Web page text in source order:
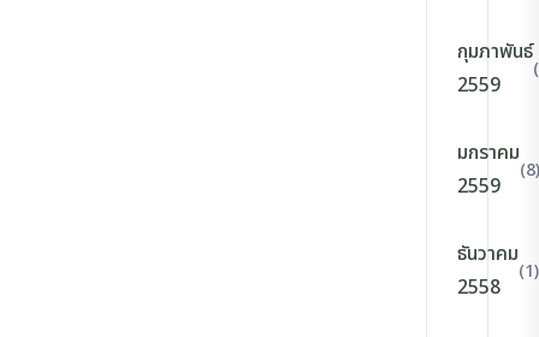
กุมภาพันธ์
2559
มกราคม
2559
(8)
ธันวาคม
2558
(1)